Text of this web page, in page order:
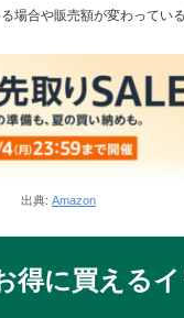
合や販売額が変わってい
出典: Amazon
得に買える